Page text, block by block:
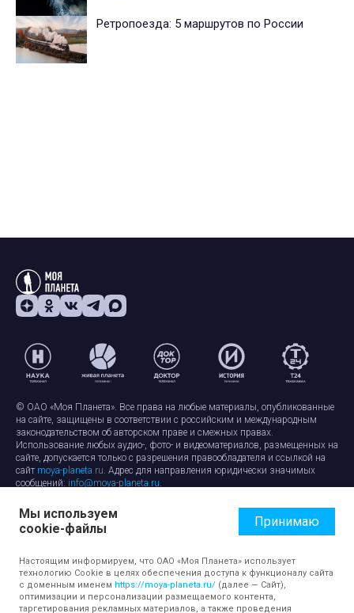
Ретропоезда: 5 маршрутов по России
© ОАО «Моя Планета». Все права на любые материалы, опубликованные
на сайте, защищены в соответствии с российским и международным
законодательством об авторском праве и смежных правах.
Использование любых аудио-, фото- и видеоматериалов, размещенных на
сайте, допускается только с разрешения правообладателя и ссылкой на
сайт moya-planeta.ru. Адрес для направления юридически значимых
сообщений: info@moya-planeta.ru.
Правила сайтаРабота с cookie-файлами
Защита персональных данных
Обработка персональных данных
Мы используем
cookie-файлы
Принимаю
Настоящим информируем, что ОАО «Моя Планета» использует
технологию Cookie в целях обеспечения доступа к функционалу сайта
с доменным именем https://moya-planeta.ru/ (далее — Сайт),
оптимизации и персонализации размещаемого контента,
таргетирования рекламных материалов, а также проведения